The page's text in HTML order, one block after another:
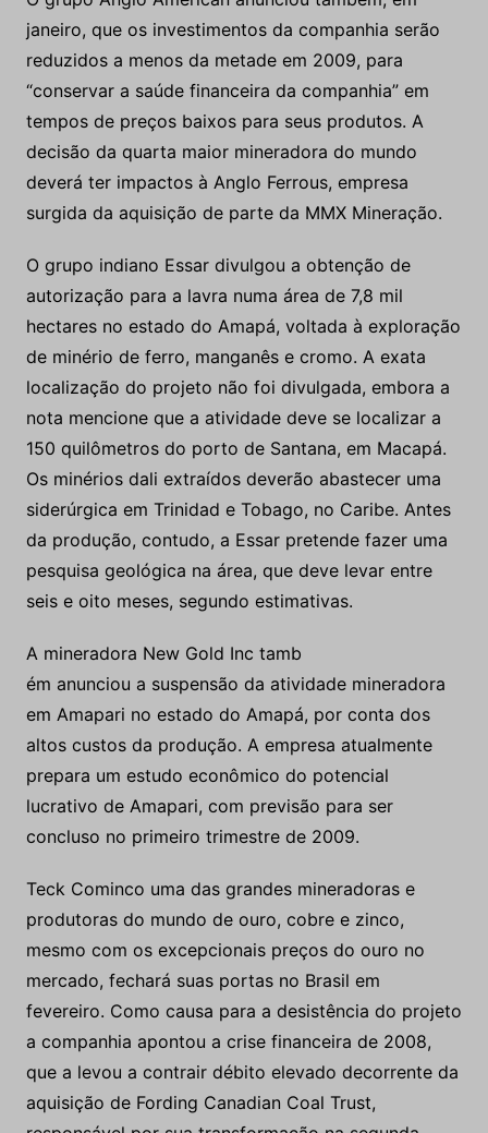
tempos de preços baixos para seus produtos. A
decisão da quarta maior mineradora do mundo
deverá ter impactos à Anglo Ferrous, empresa
surgida da aquisição de parte da MMX Mineração.
O grupo indiano Essar divulgou a obtenção de
autorização para a lavra numa área de 7,8 mil
hectares no estado do Amapá, voltada à exploração
localização do projeto não foi divulgada, embora a
nota mencione que a atividade deve se localizar a
150 quilômetros do porto de Santana, em Macapá.
Os minérios dali extraídos deverão abastecer uma
siderúrgica em Trinidad e Tobago, no Caribe. Antes
da produção, contudo, a Essar pretende fazer uma
pesquisa geológica na área, que deve levar entre
seis e oito meses, segundo estimativas.
A mineradora New Gold Inc tamb
ém anunciou a suspensão da atividade mineradora
em Amapari no estado do Amapá, por conta dos
prepara um estudo econômico do potencial
lucrativo de Amapari, com previsão para ser
concluso no primeiro trimestre de 2009.
Teck Cominco uma das grandes mineradoras e
produtoras do mundo de ouro, cobre e zinco,
mesmo com os excepcionais preços do ouro no
fevereiro. Como causa para a desistência do projeto
a companhia apontou a crise financeira de 2008,
que a levou a contrair débito elevado decorrente da
aquisição de Fording Canadian Coal Trust,
responsável por sua transformação na segunda
maior produtora de coque de alta qualidade do
mundo.